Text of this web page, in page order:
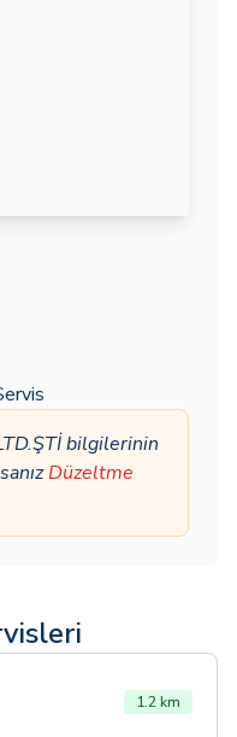
bilgilerinin
Düzeltme
1.2 km